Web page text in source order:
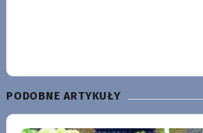
PODOBNE ARTYKUŁY